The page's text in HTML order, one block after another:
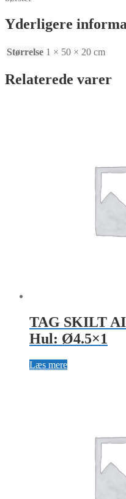
Yderligere
Størrelse 1 × 50 × 20 cm
Relaterede varer
TAG SKILT
Hul: Ø4.5×1
Læs mere